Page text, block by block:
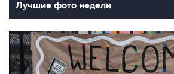
Лучшие фото недели